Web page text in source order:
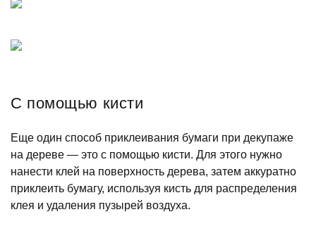
С помощью кисти
Еще один способ приклеивания бумаги при декупаже
на дереве — это с помощью кисти. Для этого нужно
нанести клей на поверхность дерева, затем аккуратно
приклеить бумагу, используя кисть для распределения
клея и удаления пузырей воздуха.